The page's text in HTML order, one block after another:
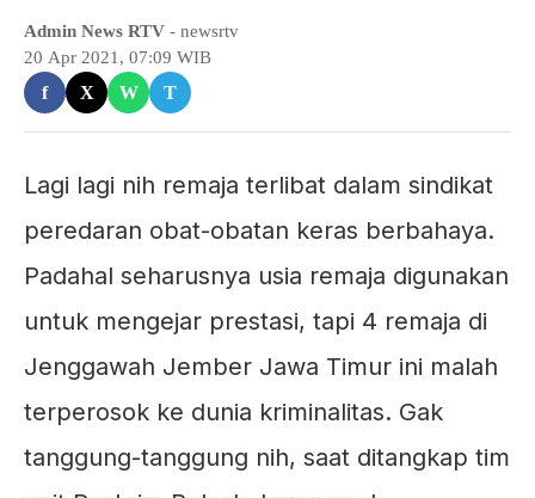
Admin News RTV - newsrtv
20 Apr 2021, 07:09 WIB
f X W T
Lagi lagi nih remaja terlibat dalam sindikat
peredaran obat-obatan keras berbahaya.
Padahal seharusnya usia remaja digunakan
untuk mengejar prestasi, tapi 4 remaja di
Jenggawah Jember Jawa Timur ini malah
terperosok ke dunia kriminalitas. Gak
tanggung-tanggung nih, saat ditangkap tim